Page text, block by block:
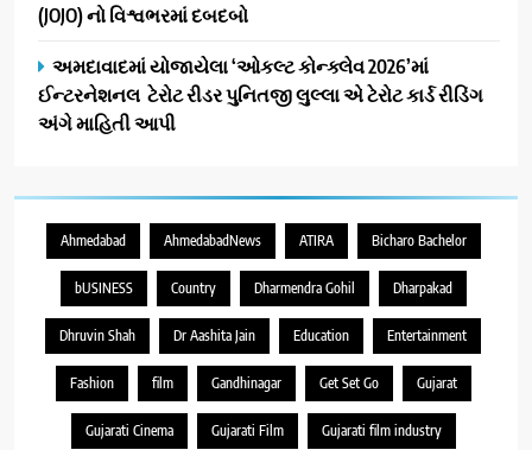
(JOJO) નો વિશ્વભરમાં દબદબો
અમદાવાદમાં યોજાયેલા ‘ઓકલ્ટ કોન્ક્લેવ 2026’માં
ઈન્ટરનેશનલ ટેરોટ રીડર પુનિતજી લુલ્લા એ ટેરોટ કાર્ડ રીડિંગ
અંગે માહિતી આપી
Ahmedabad AhmedabadNews ATIRA Bicharo Bachelor
bUSINESS Country Dharmendra Gohil Dharpakad
Dhruvin Shah Dr Aashita Jain Education Entertainment
Fashion film Gandhinagar Get Set Go Gujarat
Gujarati Cinema Gujarati Film Gujarati film industry